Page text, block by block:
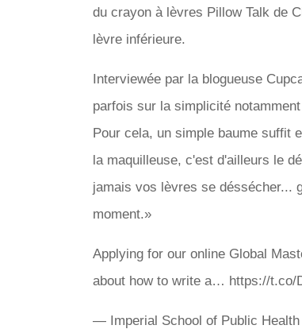
du crayon à lèvres Pillow Talk de
lèvre inférieure.
Interviewée par la blogueuse
parfois sur la simplicité
Pour cela, un simple baume suffit
la maquilleuse, c'est d'ailleurs le
jamais vos lèvres se déssécher...
moment.»
Applying for our online Global
about how to write a… https://t.co/
— Imperial School of Public Health